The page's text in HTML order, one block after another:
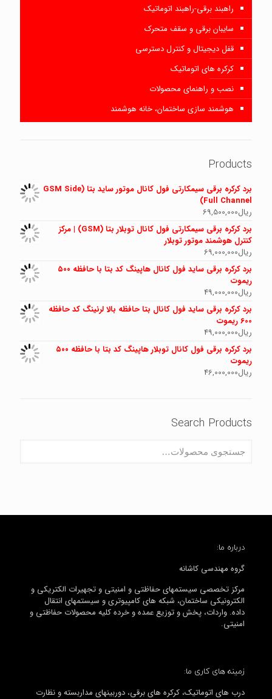
راهبند برقی-راهبند اتوماتیک
سایبان برقی و سقف متحرک
قفل دیجیتال و کنترل دسترسی
کرکره های اتوماتیک
نصب و راهنمای محصولات
هوشمند سازی ساختمان، خانه هوشمند
Products
برد کرکره برقی سیمکارتی فول کانال موتور ساید بتا (GSM Side
Full Channel)
ریال69,500,000
برد کرکره برقی سیمکارتی فول کانال توبلار بتا (GSM) | مرکز
کنترل هوشمند موتور توبلار
ریال69,000,000
برد کرکره برقی ساید فول کانال هاپینگ کد بتا با حافظه ۵۰۰
ریموت
ریال49,000,000
برد کرکره برقی ساید فول کانال بتا حافظه بالا لرنینگ کد حافظه
600 ریموت
ریال49,000,000
برد کرکره برقی فول کانال توبلار هاپینگ کد بتا با حافظه ۵۰۰
ریموت
ریال46,000,000
Search Products
درباره ما:
گروه مهندسی کاشانه
مرکز تخصصی سیستمهای حفاظتی و امنیتی و تجهیرات الکتریکی و
الکترونیکی ساختمان، شبکه های کامپیوتری و سیستمهای انتقال
داده. واردات، پخش و توزیع عمده و خرده کلیه محصولات حفاظتی و
امنیتی.
زمینه های کاری ما:
درب های اتوماتیک، کرکره های برقی، دوربینهای مداربسته و نظارت